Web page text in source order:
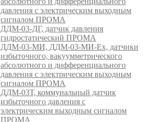
давления с электрическим выходным
сигналом ПРОМА
ДДМ-03-ДГ, датчик давления
гидростатический ПРОМА
ДДМ-03-МИ, ДДМ-03-МИ-Ех, датчики
избыточного, вакуумметрического
абсолютного и дифференциального
давления с электрическим выходным
сигналом ПРОМА
ДДМ-03Т, коммунальный датчик
избыточного давления с
электрическим выходным сигналом
ПРОМА